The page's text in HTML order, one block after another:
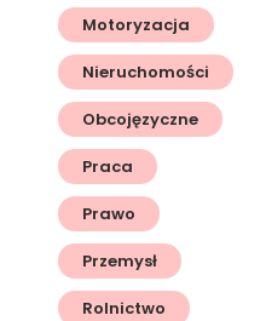
Motoryzacja
Nieruchomości
Obcojęzyczne
Praca
Prawo
Przemysł
Rolnictwo